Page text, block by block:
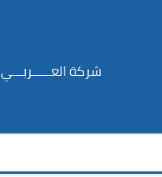
شركة العــــــربـــي